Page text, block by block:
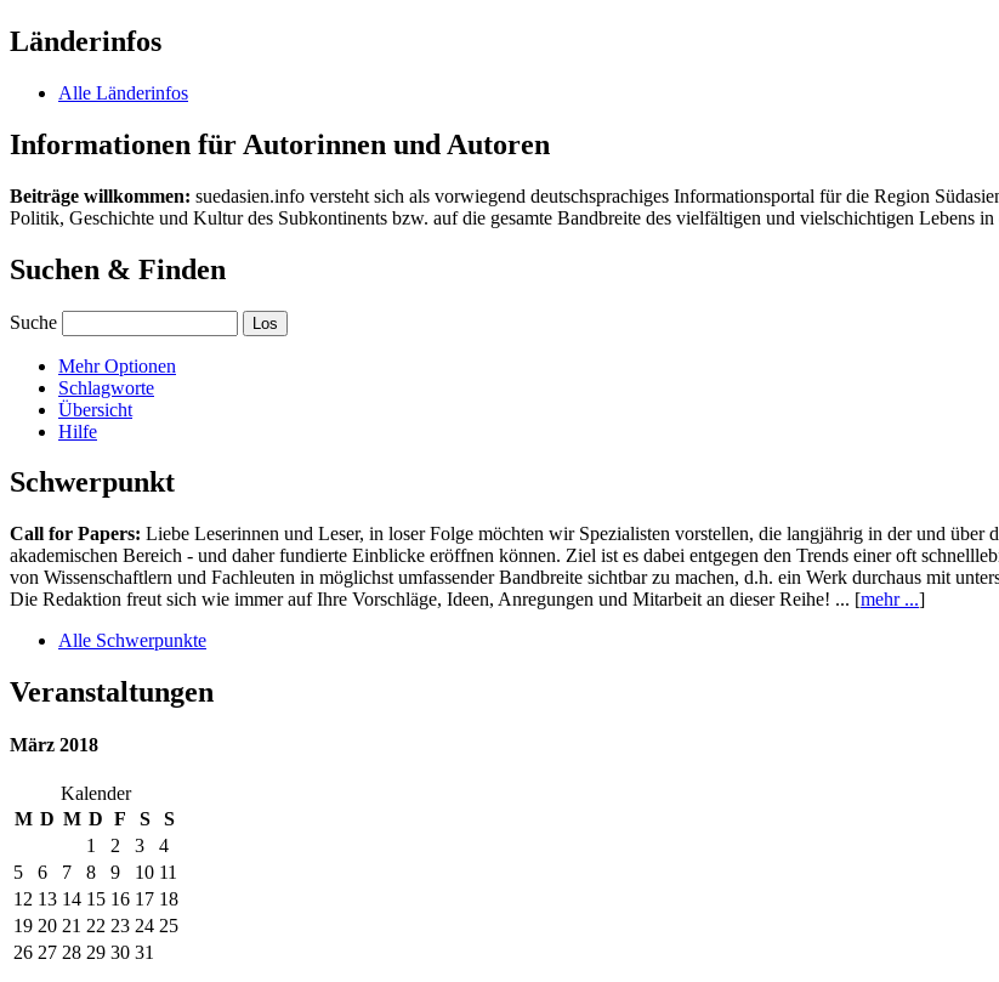
Länderinfos
Alle Länderinfos
Informationen für Autorinnen und Autoren
Beiträge willkommen: suedasien.info versteht sich als vorwiegend deutschsprachiges Informationsportal für die Region
Politik, Geschichte und Kultur des Subkontinents bzw. auf die gesamte Bandbreite des vielfältigen und vielschichtigen Lebens
Suchen & Finden
Suche
Mehr Optionen
Schlagworte
Übersicht
Hilfe
Schwerpunkt
Call for Papers: Liebe Leserinnen und Leser, in loser Folge möchten wir Spezialisten vorstellen, die langjährig in der und über
akademischen Bereich - und daher fundierte Einblicke eröffnen können. Ziel ist es dabei entgegen den Trends einer oft
von Wissenschaftlern und Fachleuten in möglichst umfassender Bandbreite sichtbar zu machen, d.h. ein Werk durchaus mit
Die Redaktion freut sich wie immer auf Ihre Vorschläge, Ideen, Anregungen und Mitarbeit an dieser Reihe! ... [mehr ...]
Alle Schwerpunkte
Veranstaltungen
März 2018
Kalender
M D M D F S
S
1
2 3
4
5
6 7 8 9 10 11
12 13 14 15 16 17 18
19 20 21 22 23 24 25
26 27 28 29 30 31